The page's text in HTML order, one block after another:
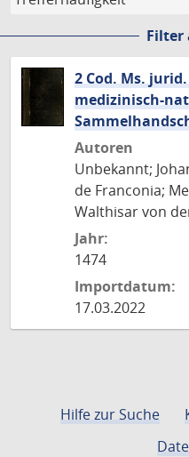
Filter
2 Cod. Ms.
medizinisch-
Autoren
Unbekannt;
de Franconia;
Walthisar von
Jahr:
1474
Importdatum:
17.03.2022
Hilfe zur Suche